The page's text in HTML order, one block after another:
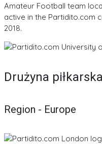
Amateur Football team
active in the Partidito.com
2018.
Drużyna
Region - Europe